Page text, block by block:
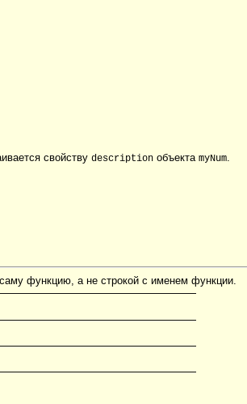
свойству description объекта myNum.
функцию, а не строкой с именем функции.